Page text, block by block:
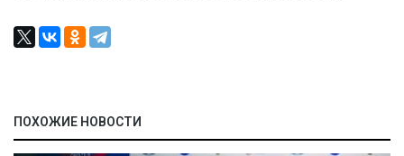
ПОХОЖИЕ НОВОСТИ